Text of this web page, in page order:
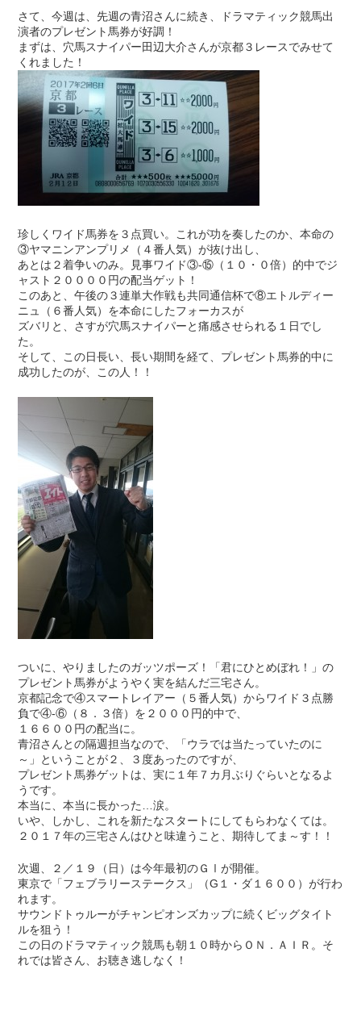
さて、今週は、先週の青沼さんに続き、ドラマティック競馬出
演者のプレゼント馬券が好調！
まずは、穴馬スナイパー田辺大介さんが京都３レースでみせて
くれました！
珍しくワイド馬券を３点買い。これが功を奏したのか、本命の
③ヤマニンアンプリメ（４番人気）が抜け出し、
あとは２着争いのみ。見事ワイド③-⑮（１０・０倍）的中でジ
ャスト２００００円の配当ゲット！
このあと、午後の３連単大作戦も共同通信杯で⑧エトルディー
ニュ（６番人気）を本命にしたフォーカスが
ズバリと、さすが穴馬スナイパーと痛感させられる１日でし
た。
そして、この日長い、長い期間を経て、プレゼント馬券的中に
成功したのが、この人！！
ついに、やりましたのガッツポーズ！「君にひとめぼれ！」の
プレゼント馬券がようやく実を結んだ三宅さん。
京都記念で④スマートレイアー（５番人気）からワイド３点勝
負で④-⑥（８．３倍）を２０００円的中で、
１６６００円の配当に。
青沼さんとの隔週担当なので、「ウラでは当たっていたのに
～」ということが２、３度あったのですが、
プレゼント馬券ゲットは、実に１年７カ月ぶりぐらいとなるよ
うです。
本当に、本当に長かった…涙。
いや、しかし、これを新たなスタートにしてもらわなくては。
２０１７年の三宅さんはひと味違うこと、期待してま～す！！
次週、２／１９（日）は今年最初のＧⅠが開催。
東京で「フェブラリーステークス」（G１・ダ１６００）が行わ
れます。
サウンドトゥルーがチャンピオンズカップに続くビッグタイト
ルを狙う！
この日のドラマティック競馬も朝１０時からＯＮ．ＡＩＲ。そ
れでは皆さん、お聴き逃しなく！